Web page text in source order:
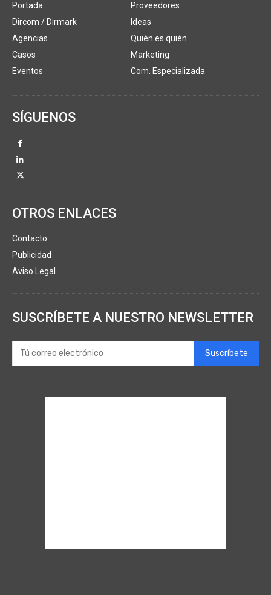
Portada
Dircom / Dirmark
Agencias
Casos
Eventos
Proveedores
Ideas
Quién es quién
Marketing
Com. Especializada
SÍGUENOS
OTROS ENLACES
Contacto
Publicidad
Aviso Legal
SUSCRÍBETE A NUESTRO NEWSLETTER
Suscríbete